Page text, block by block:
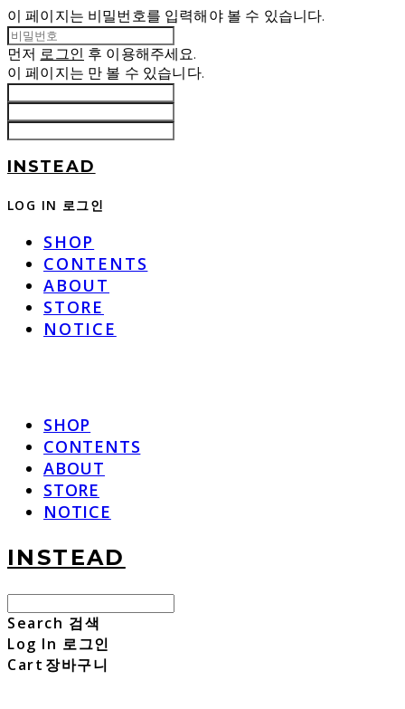
이 페이지는 비밀번호를 입력해야 볼 수 있습니다.
먼저 로그인 후 이용해주세요.
이 페이지는 만 볼 수 있습니다.
INSTEAD
LOG IN 로그인
SHOP
CONTENTS
ABOUT
STORE
NOTICE
SHOP
CONTENTS
ABOUT
STORE
NOTICE
INSTEAD
Search 검색
Log In 로그인
Cart 장바구니